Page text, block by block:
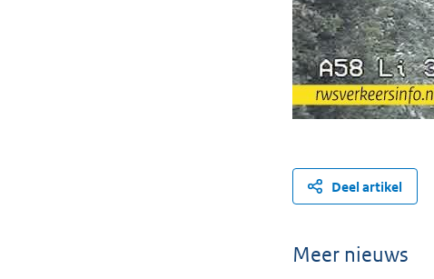
Deel artikel
Meer nieuws